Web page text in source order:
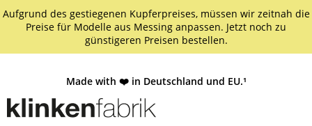
Aufgrund des gestiegenen Kupferpreises, müssen wir zeitnah die
Preise für Modelle aus Messing anpassen. Jetzt noch zu
günstigeren Preisen bestellen.
Made with ❤️ in Deutschland und EU.¹